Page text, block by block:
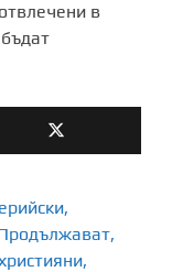
в
,
,